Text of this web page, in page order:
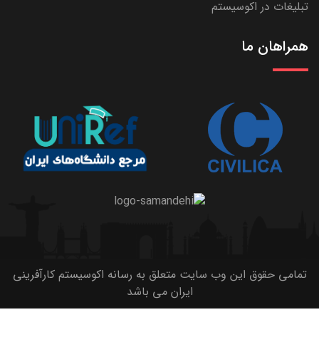
تبلیغات در اکوسیستم
همراهان ما
تمامی حقوق این وب سایت متعلق به رسانه اکوسیستم کارآفرینی
ایران می باشد